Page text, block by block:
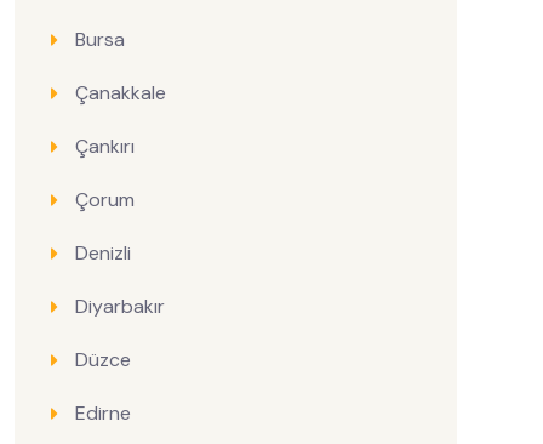
Bursa
Çanakkale
Çankırı
Çorum
Denizli
Diyarbakır
Düzce
Edirne